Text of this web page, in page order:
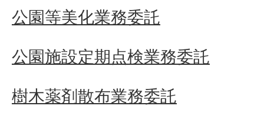
公園等美化業務委託
公園施設定期点検業務委託
樹木薬剤散布業務委託